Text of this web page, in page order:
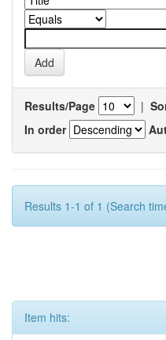
Results/Page |
In order
Results 1-1 of 1 (Search
Item hits: